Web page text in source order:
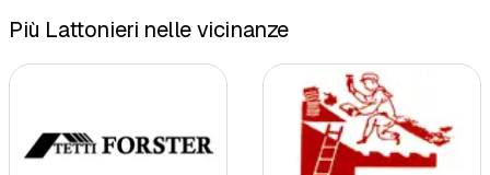
Più Lattonieri nelle vicinanze